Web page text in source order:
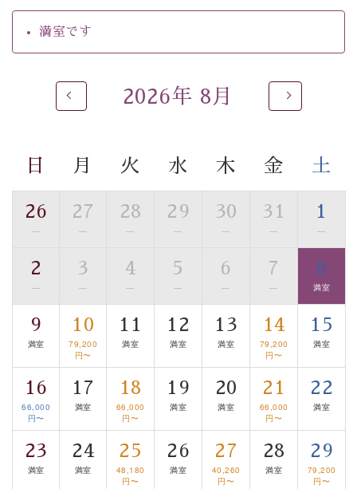
の効果が高い、極めて希有な源泉です。身も心も癒され
るご入浴をお愉しみください。
■お座敷風呂（大浴場）
用。 足元が柔らかく、そして滑りにくい畳のお風呂で
ご了承のほどお願いいたします。
■貸切温泉風呂 （40分2000円）
眺望はございませんが、源泉掛け流しの温泉の質を楽し
む貸切温泉風呂です。ゆったりといやされるプライベー
トな空間をお愉しみください。
【旅】
■諏訪大社4社を巡る無料参拝バス
豊富な知識を持ったドライバー兼ガイドが諏訪大社をご
案内します。 事前ご予約制ですので、ご利用ご希望の方
は【3日前まで】にお電話ください。
※交通規制などにより運行できない日がございます
※年末年始及び御柱祭前後は運行しておりません
以上が基本プランの内容です。
神秘なる諏訪湖に心癒される時間をお過ごしいただけま
満室です
2026年 8月
日 月 火 水 木 金 土
26
—
27
—
28
—
29
—
30
—
31
—
1
—
2
—
3
—
4
—
5
—
6
—
7
—
8
満室
9
満室
10
79,200
円〜
11
満室
12
満室
13
満室
14
79,200
円〜
15
満室
16
66,000
円〜
17
満室
18
66,000
円〜
19
満室
20
満室
21
66,000
円〜
22
満室
23
満室
24
満室
25
48,180
円〜
26
満室
27
40,260
円〜
28
満室
29
79,200
円〜